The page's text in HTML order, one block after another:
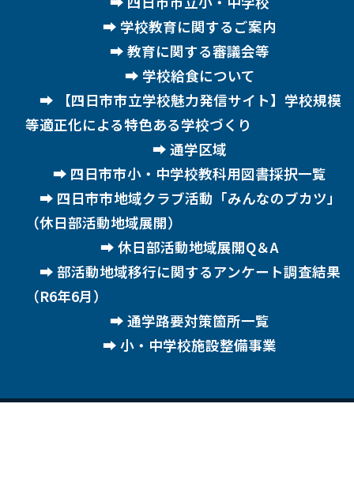
学校教育に関するご案内
教育に関する審議会等
学校給食について
【四日市市立学校魅力発信サイト】学校規模
等適正化による特色ある学校づくり
通学区域
四日市市小・中学校教科用図書採択一覧
四日市市地域クラブ活動「みんなのブカツ」
（休日部活動地域展開）
休日部活動地域展開Q＆A
部活動地域移行に関するアンケート調査結果
（R6年6月）
通学路要対策箇所一覧
小・中学校施設整備事業